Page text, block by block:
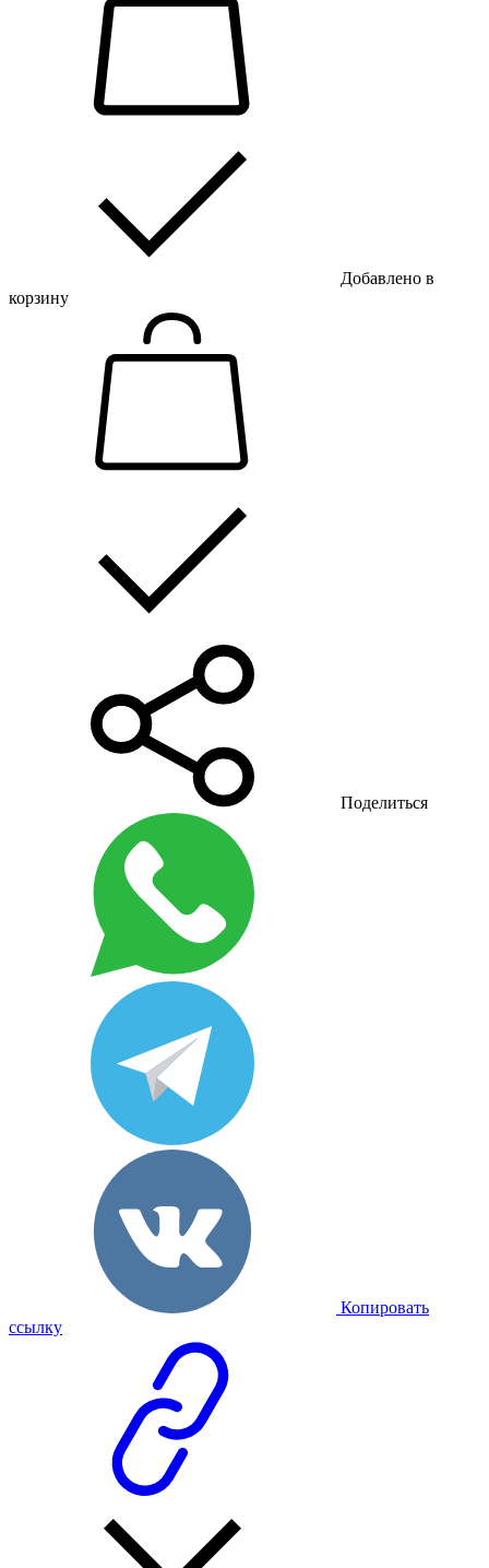
Добавлено в
корзину
Поделиться
Копировать
ссылку